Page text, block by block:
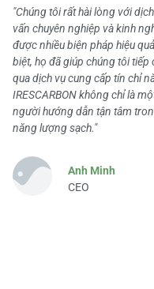
"Chúng tôi rất hài lòng với
vấn chuyên nghiệp và kinh
được nhiều biện pháp hiệu
biệt, họ đã giúp chúng tôi
qua dịch vụ cung cấp tín chỉ
IRESCARBON không chỉ là
người hướng dẫn tận tâm
năng lượng sạch."
Anh Minh
CEO